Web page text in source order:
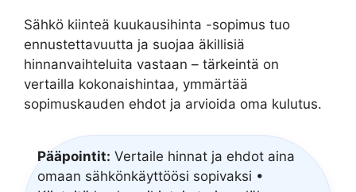
Sähkö kiinteä kuukausihinta -sopimus tuo
ennustettavuutta ja suojaa äkillisiä
hinnanvaihteluita vastaan – tärkeintä on
vertailla kokonaishintaa, ymmärtää
sopimuskauden ehdot ja arvioida oma kulutus.
Pääpointit: Vertaile hinnat ja ehdot aina
omaan sähkönkäyttöösi sopivaksi •